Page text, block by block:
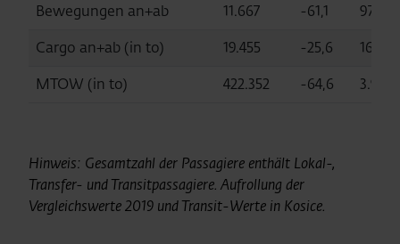
Bewegungen an+ab
11.667 -61,1
97.530
Cargo an+ab (in to)
19.455 -25,6
MTOW (in to)
422.352 -64,6
Hinweis: Gesamtzahl der Passagiere enthält Lokal-,
Transfer- und Transitpassagiere. Aufrollung der
Vergleichswerte 2019 und Transit-Werte in Kosice.